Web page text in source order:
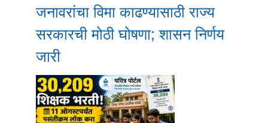
जनावरांचा विमा काढण्यासाठी राज्य
सरकारची मोठी घोषणा; शासन निर्णय
जारी